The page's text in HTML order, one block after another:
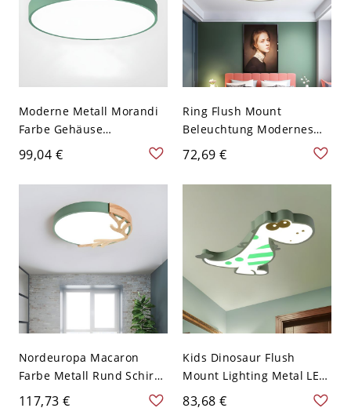
Weißlicht
Moderne Metall Morandi
Farbe Gehäuse
Deckenleuchte Rund
Schirm LED 1-Licht
Deckenlampe - Grün
110V-120V 22,86 cm
Weißlicht
99,04 €
Ring Flush Mount
Beleuchtung Modernes
Acryl-LED-Grün Flush
Mount Lampe in Weißem
Licht, 12,5" W
72,69 €
Nordeuropa Macaron
Farbe Metall Rund Schirm
Deckenlampe Geweih
117,73 €
Kids Dinosaur Flush
Mount Lighting Metal LED
Nursery Ceiling Light
83,68 €